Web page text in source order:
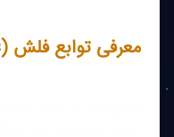
معرفی توابع فلش (Arrow Functions)